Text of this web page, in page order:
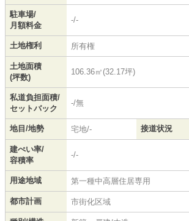
駐車場/
月額料金
-/-
土地権利 所有権
土地面積
(坪数)
106.36㎡(32.17坪)
私道負担面積/
セットバック
-/無
地目/地勢 宅地/- 接道状況
建ぺい率/
容積率
-/-
用途地域 第一種中高層住居専用
都市計画 市街化区域